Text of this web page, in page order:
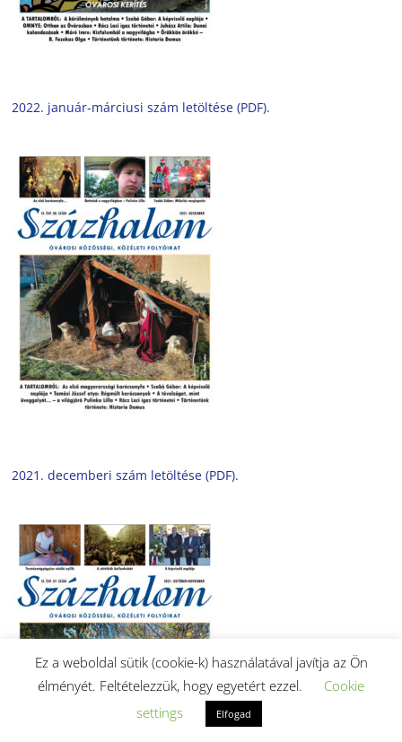
2022. január-márciusi szám letöltése (PDF).
2021. decemberi szám letöltése (PDF).
Ez a weboldal sütik (cookie-k) használatával javítja az Ön
élményét. Feltételezzük, hogy egyetért ezzel.
Cookie
settings
Elfogad